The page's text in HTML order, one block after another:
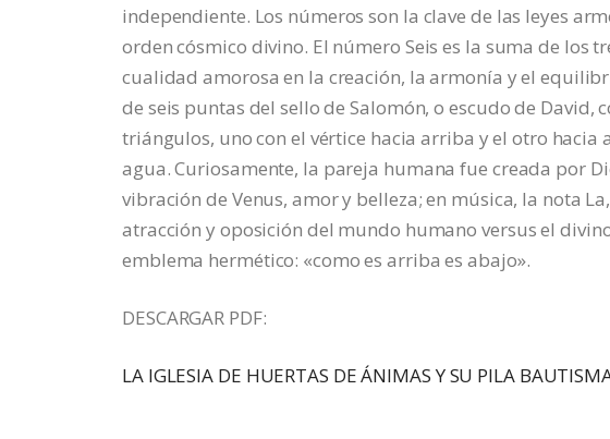
independiente. Los números son la clave de las leyes
orden cósmico divino. El número Seis es la suma de los
cualidad amorosa en la creación, la armonía y el
de seis puntas del sello de Salomón, o escudo de
triángulos, uno con el vértice hacia arriba y el otro hacia
agua. Curiosamente, la pareja humana fue creada por
vibración de Venus, amor y belleza; en música, la nota
atracción y oposición del mundo humano versus el
emblema hermético: «como es arriba es abajo».
DESCARGAR PDF:
LA IGLESIA DE HUERTAS DE ÁNIMAS Y SU PILA